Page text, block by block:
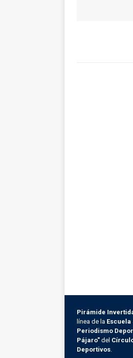
Pirámide
línea de la
Periodismo
Pájaro" del
Deportivos